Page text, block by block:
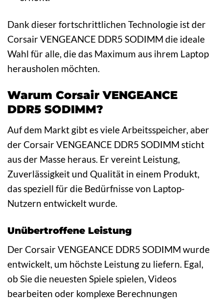
Dank dieser fortschrittlichen Technologie ist der
Corsair VENGEANCE DDR5 SODIMM die ideale
Wahl für alle, die das Maximum aus ihrem Laptop
herausholen möchten.
Warum Corsair VENGEANCE
DDR5 SODIMM?
Auf dem Markt gibt es viele Arbeitsspeicher, aber
der Corsair VENGEANCE DDR5 SODIMM sticht
aus der Masse heraus. Er vereint Leistung,
Zuverlässigkeit und Qualität in einem Produkt,
das speziell für die Bedürfnisse von Laptop-
Nutzern entwickelt wurde.
Unübertroffene Leistung
Der Corsair VENGEANCE DDR5 SODIMM wurde
entwickelt, um höchste Leistung zu liefern. Egal,
ob Sie die neuesten Spiele spielen, Videos
bearbeiten oder komplexe Berechnungen